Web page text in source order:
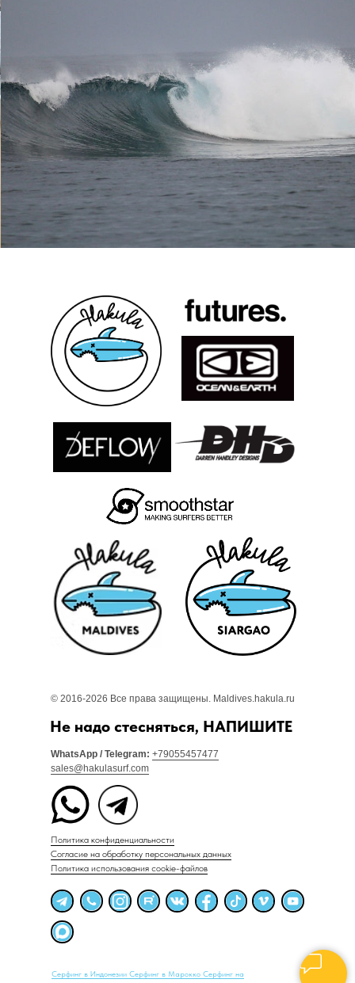
Политика конфиденциальности
Согласие на обработку персональных данных
Политика использования cookie-файлов
WhatsApp / Telegram: +79055457477
sales@hakulasurf.com
© 2016-2026 Все права защищены. Maldives.hakula.ru
Не надо стесняться, НАПИШИТЕ
Серфинг в Индонезии Серфинг в Марокко Серфинг на